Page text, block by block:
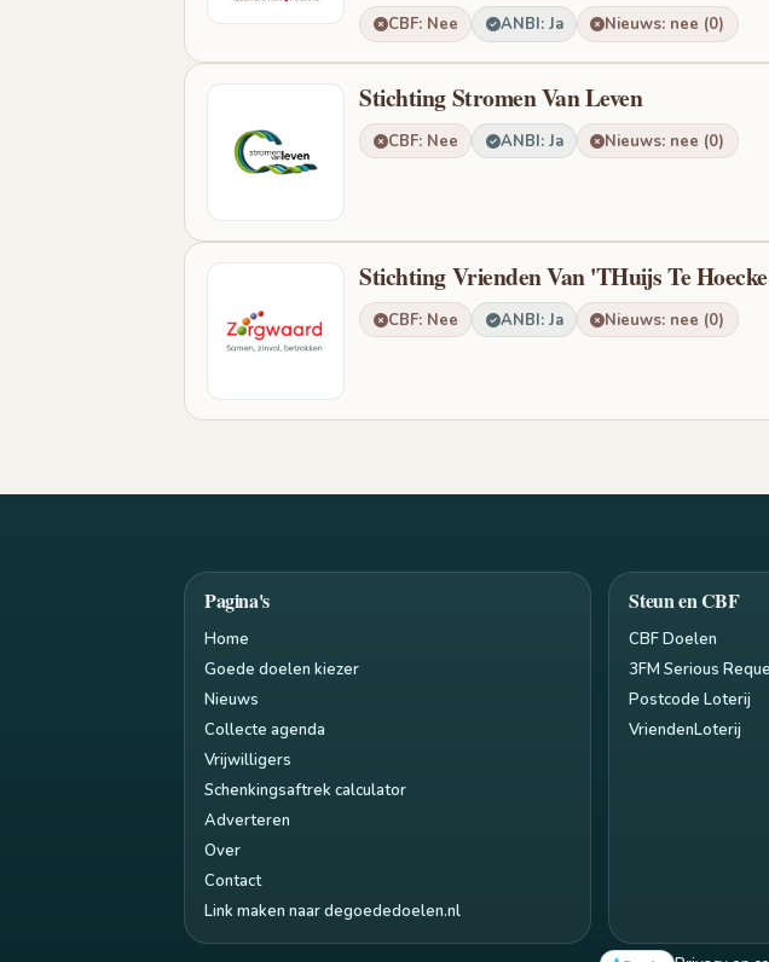
CBF: Nee ANBI: Ja Nieuws: nee (0)
Stichting Stromen Van Leven
CBF: Nee ANBI: Ja Nieuws: nee (0)
Stichting Vrienden Van 'THuijs Te Hoecke
CBF: Nee ANBI: Ja Nieuws: nee (0)
Pagina's
Home
Goede doelen kiezer
Nieuws
Collecte agenda
Vrijwilligers
Schenkingsaftrek calculator
Adverteren
Over
Contact
Link maken naar degoededoelen.nl
Steun en CBF
CBF Doelen
3FM Serious
Postcode Loterij
VriendenLoterij